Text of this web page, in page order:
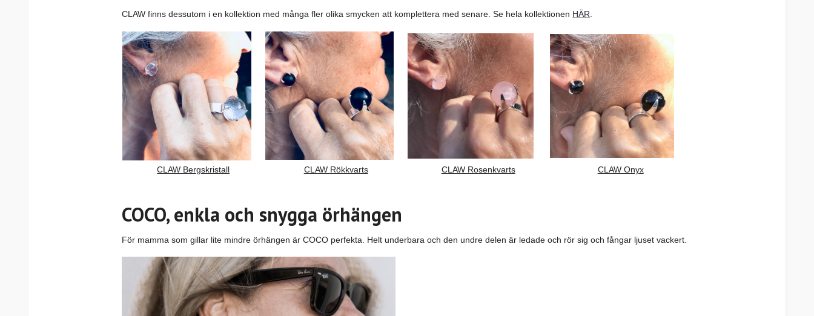
CLAW finns dessutom i en kollektion med många fler olika smycken att komplettera med senare. Se hela kollektionen HÄR
CLAW Bergskristall CLAW Rökkvarts CLAW Rosenkvarts CLAW Onyx
COCO, enkla och snygga örhängen
För mamma som gillar lite mindre örhängen är COCO perfekta. Helt underbara och den undre delen är ledade och rör sig och fångar ljuset vackert.